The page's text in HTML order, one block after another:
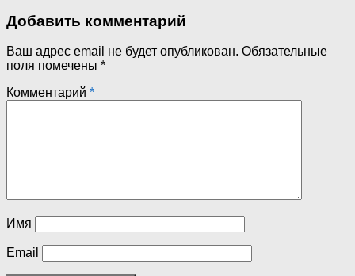
Добавить комментарий
Ваш адрес email не будет опубликован. Обязательные
поля помечены *
Комментарий *
Имя
Email